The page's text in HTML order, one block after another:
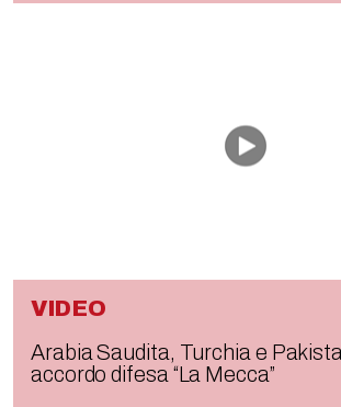
VIDEO
Arabia Saudita, Turchia e
accordo difesa “La Mecca”